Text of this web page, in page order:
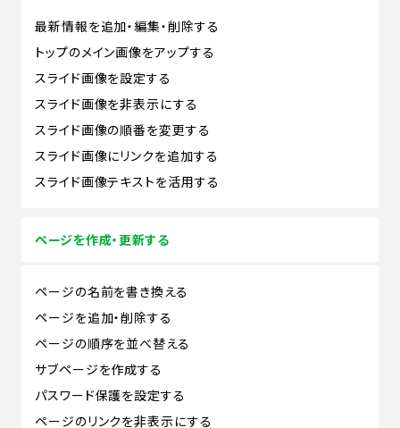
最新情報を追加・編集・削除する
トップのメイン画像をアップする
スライド画像を設定する
スライド画像を非表示にする
スライド画像の順番を変更する
スライド画像にリンクを追加する
スライド画像テキストを活用する
ページを作成・更新する
ページの名前を書き換える
ページを追加・削除する
ページの順序を並べ替える
サブページを作成する
パスワード保護を設定する
ページのリンクを非表示にする